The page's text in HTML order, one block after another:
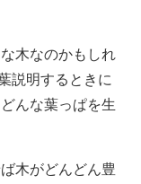
木なのかもしれ
説明するときに
んな葉っぱを生
木がどんどん豊